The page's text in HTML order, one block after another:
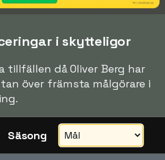
i skytteligor
tillfällen då Oliver Berg har
över främsta målgörare i
Säsong